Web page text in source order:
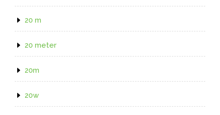
20 m
20 meter
20m
20w